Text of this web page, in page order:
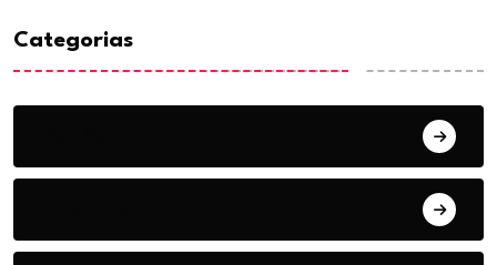
Categorias